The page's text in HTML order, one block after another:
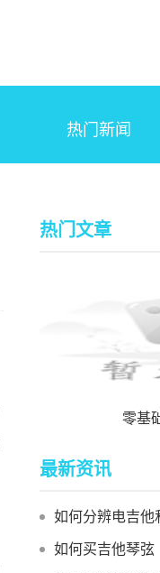
热门新闻
热门文章
零基
最新资讯
如何分辨电吉他
如何买吉他琴弦